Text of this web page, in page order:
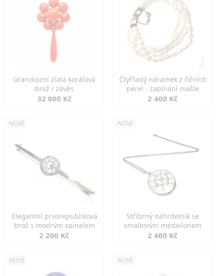
Grandiozní zlatá korálová
brož / závěs
32 000 Kč
Čtyřřadý náramek z říčních
perel - zapínání mašle
2 400 Kč
NOVÉ
Elegantní prvorepubliková
brož s modrým spinelem
2 200 Kč
NOVÉ
Stříbrný náhrdelník se
smaltovým medailonem
2 400 Kč
NOVÉ NOVÉ